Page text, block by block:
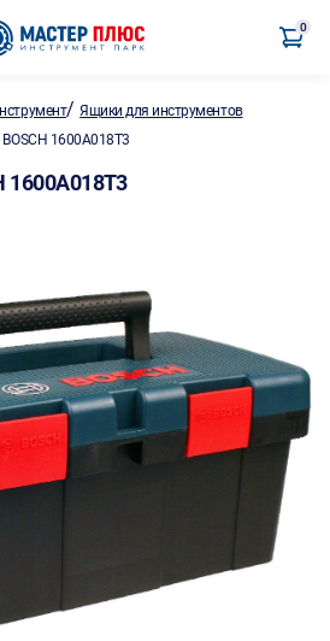
0
/Ящики для инструментов
1600A018T3
1600A018T3